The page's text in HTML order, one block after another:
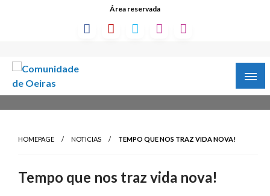
Área reservada
HOMEPAGE NOTICIAS TEMPO QUE NOS TRAZ VIDA NOVA!
Tempo que nos traz vida nova!